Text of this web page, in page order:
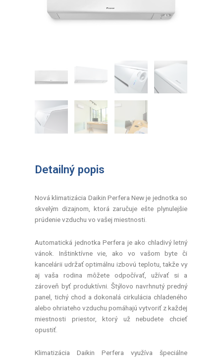
Detailný popis
Nová klimatizácia Daikin Perfera New je jednotka so
skvelým dizajnom, ktorá zaručuje ešte plynulejšie
prúdenie vzduchu vo vašej miestnosti.
Automatická jednotka Perfera je ako chladivý letný
vánok. Inštinktívne vie, ako vo vašom byte či
kancelárii udržať optimálnu izbovú teplotu, takže vy
aj vaša rodina môžete odpočívať, užívať si a
zároveň byť produktívni. Štýlovo navrhnutý predný
panel, tichý chod a dokonalá cirkulácia chladeného
alebo ohriateho vzduchu pomáhajú vytvoriť z každej
miestnosti priestor, ktorý už nebudete chcieť
opustiť.
Klimatizácia Daikin Perfera využíva špeciálne